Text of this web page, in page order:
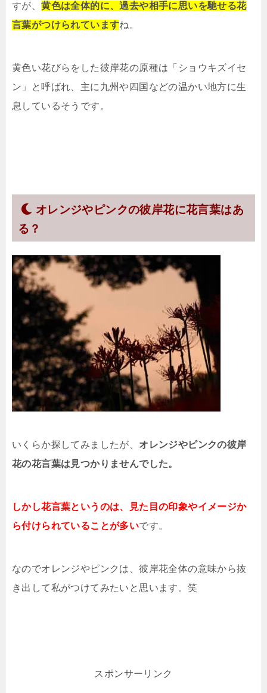
すが、黄色は全体的に、過去や相手に思いを馳せる花
言葉がつけられていますね。
黄色い花びらをした彼岸花の原種は「ショウキズイセ
ン」と呼ばれ、主に九州や四国などの温かい地方に生
息しているそうです。
オレンジやピンクの彼岸花に花言葉はあ
る？
いくらか探してみましたが、 オレンジやピンクの彼岸
花の花言葉は見つかりませんでした。
しかし花言葉というのは、見た目の印象やイメージか
ら付けられていることが多いです。
なのでオレンジやピンクは、彼岸花全体の意味から抜
き出して私がつけてみたいと思います。笑
スポンサーリンク